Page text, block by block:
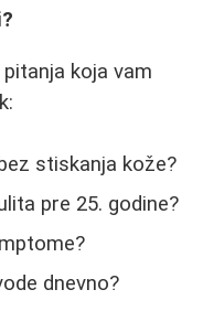
koja vam
stiskanja kože?
pre 25. godine?
dnevno?